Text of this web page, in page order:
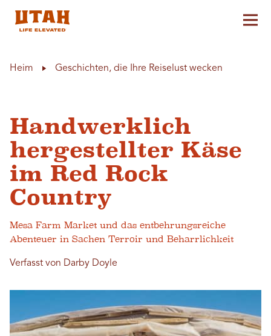
Heim Geschichten, die Ihre Reiselust wecken
Handwerklich
hergestellter Käse
im Red Rock
Country
Mesa Farm Market und das entbehrungsreiche
Abenteuer in Sachen Terroir und Beharrlichkeit
Verfasst von Darby Doyle